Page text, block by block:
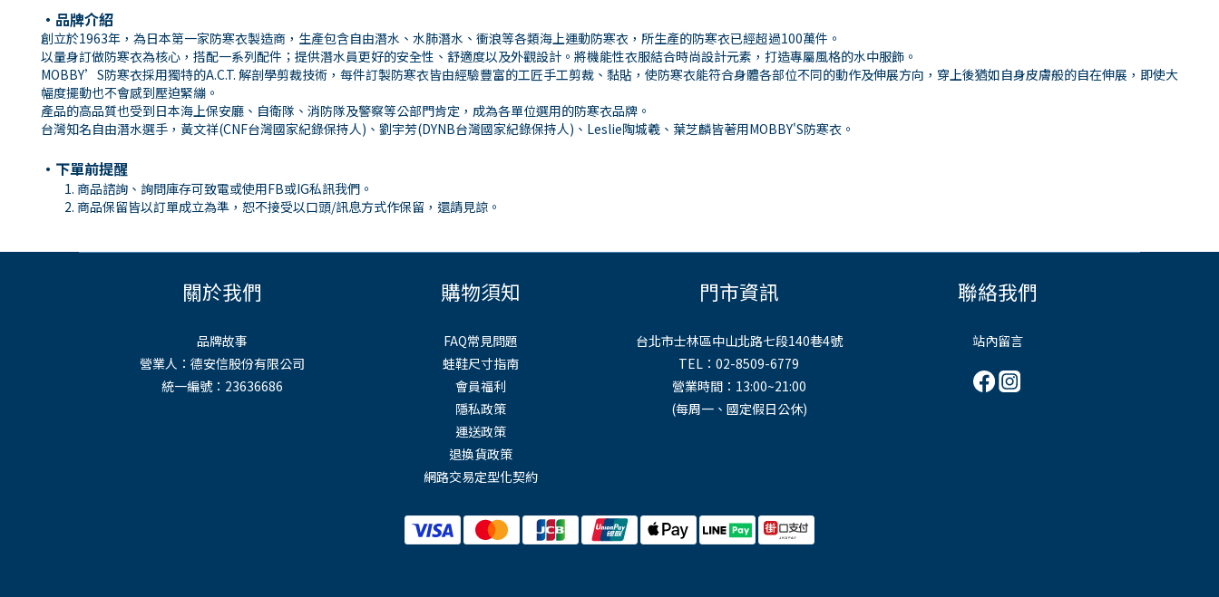
・品牌介紹
創立於1963年，為日本第一家防寒衣製造商，生產包含自由潛水、水肺潛水、衝浪等各類海上運動防寒衣，所生產的防寒衣已經超過100萬件。
以量身訂做防寒衣為核心，搭配一系列配件；提供潛水員更好的安全性、舒適度以及外觀設計。將機能性衣服結合時尚設計元素，打造專屬風格的水中服飾。
MOBBY’S防寒衣採用獨特的A.C.T. 解剖學剪裁技術，每件訂製防寒衣皆由經驗豐富的工匠手工剪裁、黏貼，使防寒衣能符合身體各部位不同的動作及伸展方向，穿上後猶如自身皮膚般的自在伸展，即使大
幅度擺動也不會感到壓迫緊繃。
產品的高品質也受到日本海上保安廳、自衛隊、消防隊及警察等公部門肯定，成為各單位選用的防寒衣品牌。
台灣知名自由潛水選手，黃文祥(CNF台灣國家紀錄保持人)、劉宇芳(DYNB台灣國家紀錄保持人)、Leslie陶城羲、葉芝麟皆著用MOBBY'S防寒衣。
・下單前提醒
商品諮詢、詢問庫存可致電或使用FB或IG私訊我們。
商品保留皆以訂單成立為準，恕不接受以口頭/訊息方式作保留，還請見諒。
關於我們
品牌故事
營業人：德安信股份有限公司
統一編號：23636686
購物須知
FAQ常見問題
蛙鞋尺寸指南
會員福利
隱私政策
運送政策
退換貨政策
網路交易定型化契約
門市資訊
台北市士林區中山北路七段140巷4號
TEL：02-8509-6779
營業時間：13:00~21:00
(每周一、國定假日公休)
聯絡我們
站內留言